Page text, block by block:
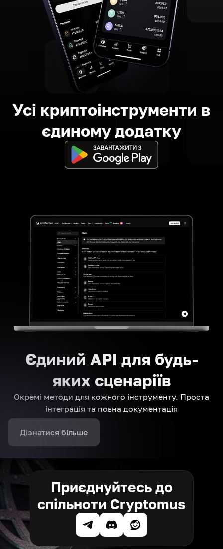
Усі криптоінструменти в
єдиному додатку
Єдиний API для будь-
яких сценаріїв
Окремі методи для кожного інструменту. Проста
інтеграція та повна документація
Дізнатися більше
Приєднуйтесь до
спільноти Cryptomus